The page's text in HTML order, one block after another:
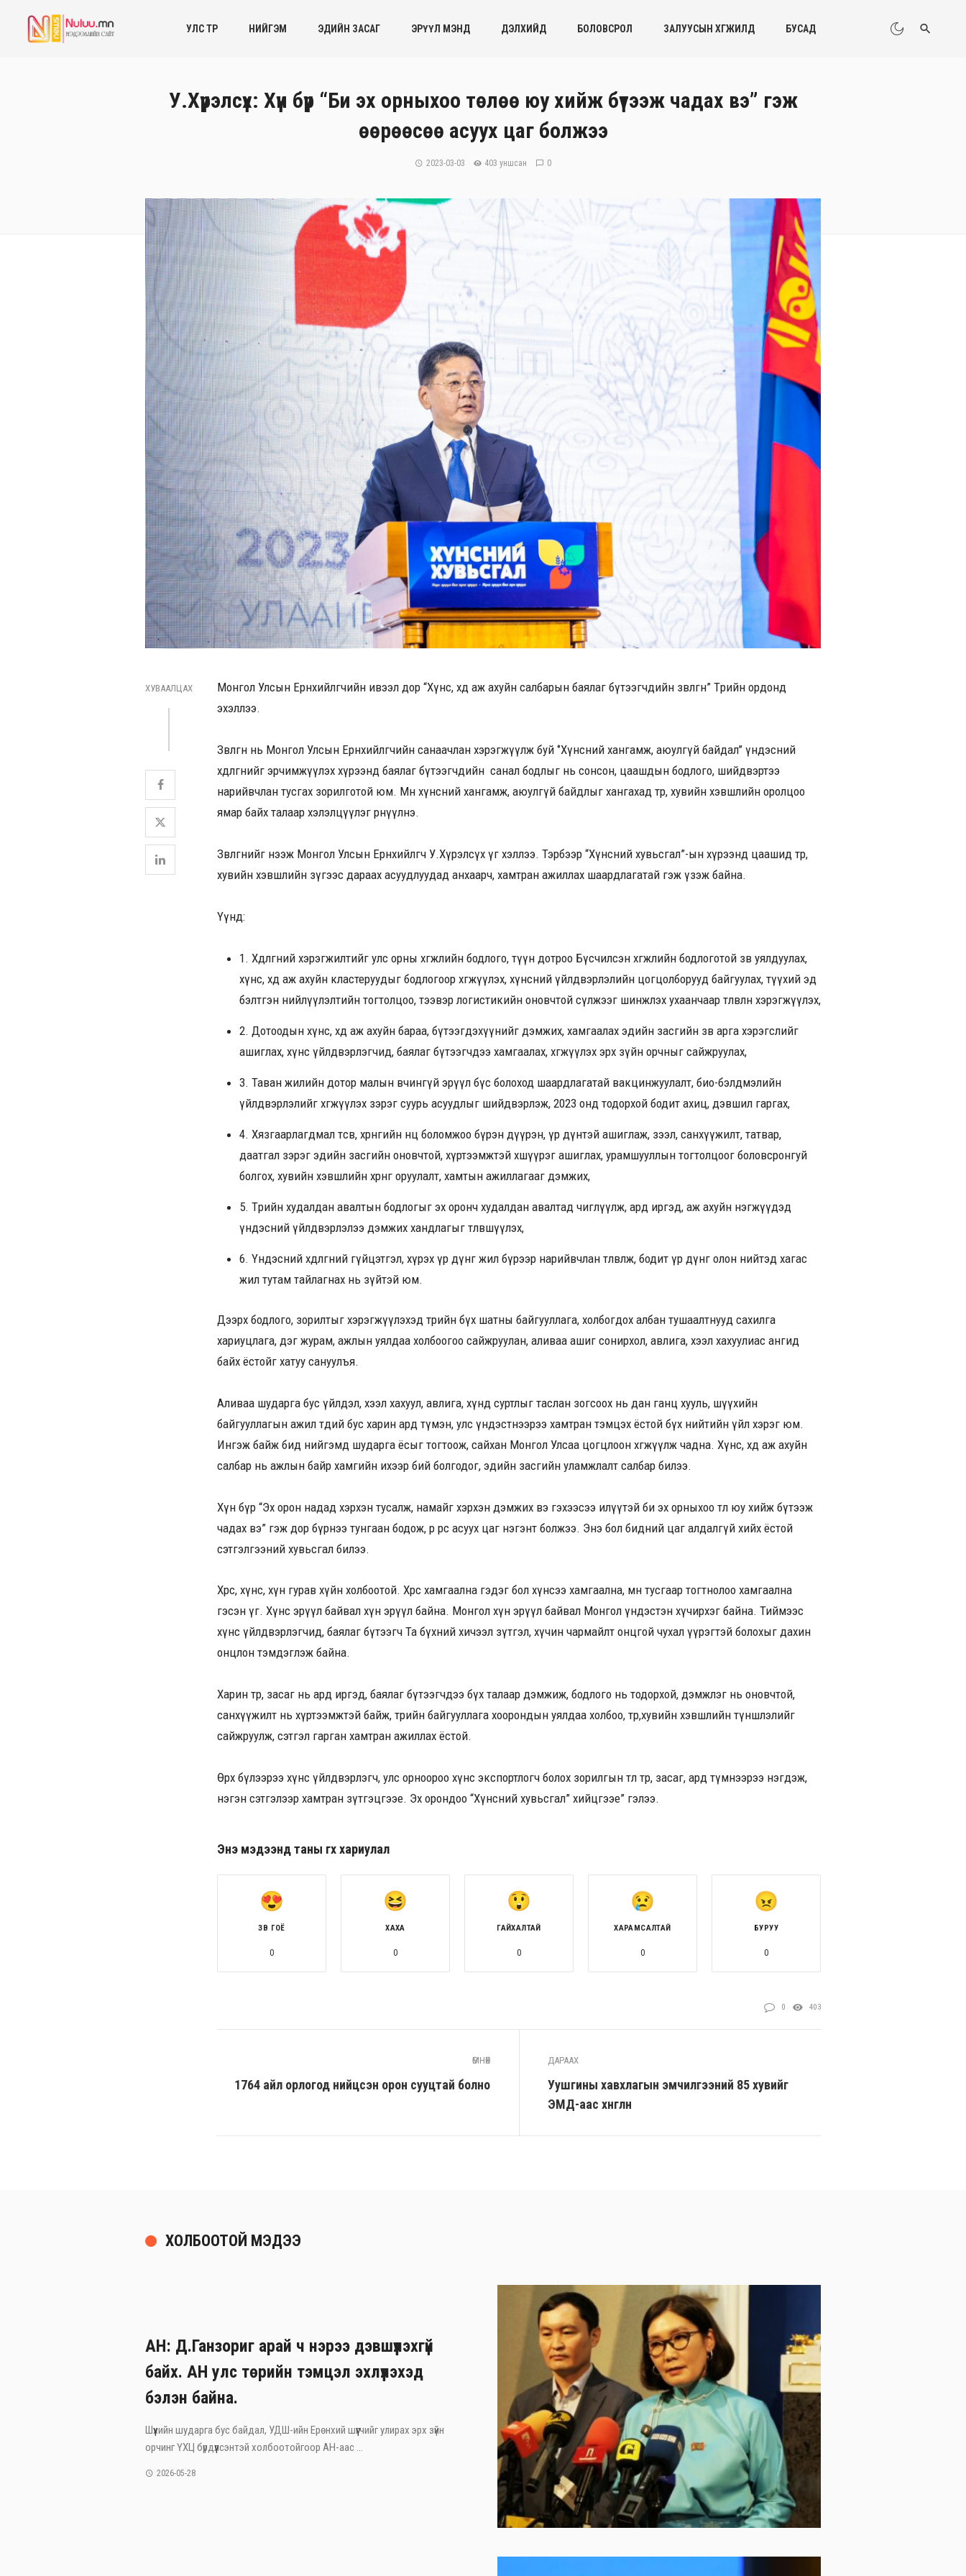
УЛС ТӨР НИЙГЭМ ЭДИЙН ЗАСАГ ЭРҮҮЛ МЭНД ДЭЛХИЙД БОЛОВСРОЛ ЗАЛУУСЫН ХӨГЖИЛД БУСАД
У.Хүрэлсүх: Хүн бүр “Би эх орныхоо төлөө юу хийж бүтээж чадах вэ” гэж
өөрөөсөө асуух цаг болжээ
2023-03-03 403 уншсан 0
ХУВААЛЦАХ
Монгол Улсын Ерөнхийлөгчийн ивээл дор “Хүнс, хөдөө аж ахуйн салбарын баялаг бүтээгчдийн зөвлөгөөн” Төрийн ордонд
эхэллээ.
Зөвлөгөөн нь Монгол Улсын Ерөнхийлөгчийн санаачлан хэрэгжүүлж буй ‘’Хүнсний хангамж, аюулгүй байдал’’ үндэсний
хөдөлгөөнийг эрчимжүүлэх хүрээнд баялаг бүтээгчдийн санал бодлыг нь сонсон, цаашдын бодлого, шийдвэртээ
нарийвчлан тусгах зорилготой юм. Мөн хүнсний хангамж, аюулгүй байдлыг хангахад төр, хувийн хэвшлийн оролцоо
ямар байх талаар хэлэлцүүлэг өрнүүлнэ.
Зөвлөгөөнийг нээж Монгол Улсын Ерөнхийлөгч У.Хүрэлсүх үг хэллээ. Тэрбээр “Хүнсний хувьсгал”-ын хүрээнд цаашид төр,
хувийн хэвшлийн зүгээс дараах асуудлуудад анхаарч, хамтран ажиллах шаардлагатай гэж үзэж байна.
Үүнд:
1. Хөдөлгөөний хэрэгжилтийг улс орны хөгжлийн бодлого, түүн дотроо Бүсчилсэн хөгжлийн бодлоготой зөв уялдуулах,
хүнс, хөдөө аж ахуйн кластеруудыг бодлогоор хөгжүүлэх, хүнсний үйлдвэрлэлийн цогцолборууд байгуулах, түүхий эд
бэлтгэн нийлүүлэлтийн тогтолцоо, тээвэр логистикийн оновчтой сүлжээг шинжлэх ухаанчаар төлөвлөн хэрэгжүүлэх,
2. Дотоодын хүнс, хөдөө аж ахуйн бараа, бүтээгдэхүүнийг дэмжих, хамгаалах эдийн засгийн зөв арга хэрэгслийг
ашиглах, хүнс үйлдвэрлэгчид, баялаг бүтээгчдээ хамгаалах, хөгжүүлэх эрх зүйн орчныг сайжруулах,
3. Таван жилийн дотор малын өвчингүй эрүүл бүс болоход шаардлагатай вакцинжуулалт, био-бэлдмэлийн
үйлдвэрлэлийг хөгжүүлэх зэрэг суурь асуудлыг шийдвэрлэж, 2023 онд тодорхой бодит ахиц, дэвшил гаргах,
4. Хязгаарлагдмал төсөв, хөрөнгийн нөөц боломжоо бүрэн дүүрэн, үр дүнтэй ашиглаж, зээл, санхүүжилт, татвар,
даатгал зэрэг эдийн засгийн оновчтой, хүртээмжтэй хөшүүрэг ашиглах, урамшууллын тогтолцоог боловсронгуй
болгох, хувийн хэвшлийн хөрөнгө оруулалт, хамтын ажиллагааг дэмжих,
5. Төрийн худалдан авалтын бодлогыг эх оронч худалдан авалтад чиглүүлж, ард иргэд, аж ахуйн нэгжүүдэд
үндэсний үйлдвэрлэлээ дэмжих хандлагыг төлөвшүүлэх,
6. Үндэсний хөдөлгөөний гүйцэтгэл, хүрэх үр дүнг жил бүрээр нарийвчлан төлөвлөж, бодит үр дүнг олон нийтэд хагас
жил тутам тайлагнах нь зүйтэй юм.
Дээрх бодлого, зорилтыг хэрэгжүүлэхэд төрийн бүх шатны байгууллага, холбогдох албан тушаалтнууд сахилга
хариуцлага, дэг журам, ажлын уялдаа холбоогоо сайжруулан, аливаа ашиг сонирхол, авлига, хээл хахуулиас ангид
байх ёстойг хатуу сануулъя.
Аливаа шударга бус үйлдэл, хээл хахуул, авлига, хүнд суртлыг таслан зогсоох нь дан ганц хууль, шүүхийн
байгууллагын ажил төдий бус харин ард түмэн, улс үндэстнээрээ хамтран тэмцэх ёстой бүх нийтийн үйл хэрэг юм.
Ингэж байж бид нийгэмд шударга ёсыг тогтоож, сайхан Монгол Улсаа цогцлоон хөгжүүлж чадна. Хүнс, хөдөө аж ахуйн
салбар нь ажлын байр хамгийн ихээр бий болгодог, эдийн засгийн уламжлалт салбар билээ.
Хүн бүр “Эх орон надад хэрхэн тусалж, намайг хэрхэн дэмжих вэ гэхээсээ илүүтэй би эх орныхоо төлөө юу хийж бүтээж
чадах вэ” гэж дор бүрнээ тунгаан бодож, өөрөө өөрөөсөө асуух цаг нэгэнт болжээ. Энэ бол бидний цаг алдалгүй хийх ёстой
сэтгэлгээний хувьсгал билээ.
Хөрс, хүнс, хүн гурав хүйн холбоотой. Хөрсөө хамгаална гэдэг бол хүнсээ хамгаална, мөн тусгаар тогтнолоо хамгаална
гэсэн үг. Хүнс эрүүл байвал хүн эрүүл байна. Монгол хүн эрүүл байвал Монгол үндэстэн хүчирхэг байна. Тиймээс
хүнс үйлдвэрлэгчид, баялаг бүтээгч Та бүхний хичээл зүтгэл, хүчин чармайлт онцгой чухал үүрэгтэй болохыг дахин
онцлон тэмдэглэж байна.
Харин төр, засаг нь ард иргэд, баялаг бүтээгчдээ бүх талаар дэмжиж, бодлого нь тодорхой, дэмжлэг нь оновчтой,
санхүүжилт нь хүртээмжтэй байж, төрийн байгууллага хоорондын уялдаа холбоо, төр,хувийн хэвшлийн түншлэлийг
сайжруулж, сэтгэл гарган хамтран ажиллах ёстой.
Өрх бүлээрээ хүнс үйлдвэрлэгч, улс орноороо хүнс экспортлогч болох зорилгын төлөө төр, засаг, ард түмнээрээ нэгдэж,
нэгэн сэтгэлээр хамтран зүтгэцгээе. Эх орондоо “Хүнсний хувьсгал” хийцгээе” гэлээ.
Энэ мэдээнд таны өгөх хариулал
ЗӨВ ГОЁ
0
ХАХА
0
ГАЙХАЛТАЙ
0
ХАРАМСАЛТАЙ
0
БУРУУ
0
0 403
ӨМНӨХ
1764 айл орлогод нийцсэн орон сууцтай болно
ДАРААХ
Уушгины хавхлагын эмчилгээний 85 хувийг
ЭМД-аас хөнгөлнө
ХОЛБООТОЙ МЭДЭЭ
АН: Д.Ганзориг арай ч нэрээ дэвшүүлэхгүй
байх. АН улс төрийн тэмцэл эхлүүлэхэд
бэлэн байна.
Шүүхийн шударга бус байдал, УДШ-ийн Ерөнхий шүүгчийг улирах эрх зүйн
орчинг ҮХЦ бүрдүүлсэнтэй холбоотойгоор АН-аас ...
2026-05-28